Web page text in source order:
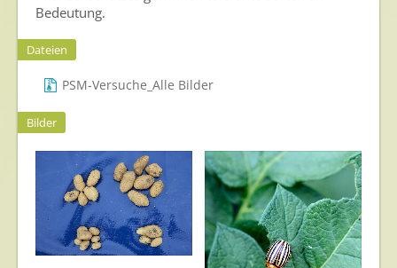
Bedeutung.
Dateien
PSM-Versuche_Alle Bilder
Bilder